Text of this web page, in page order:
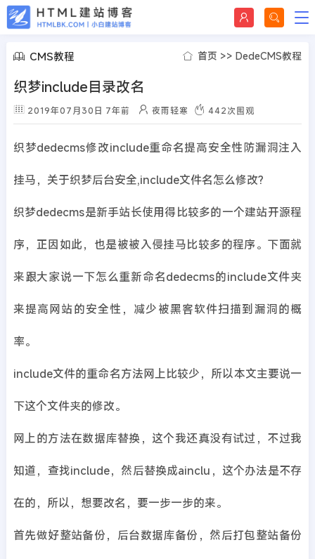
CMS教程 首页 >>DedeCMS教程
织梦include目录改名
2019年07月30日 7年前 夜雨轻寒 442次围观
织梦dedecms修改include重命名提高安全性防漏洞注入
挂马，关于织梦后台安全,include文件名怎么修改?
织梦dedecms是新手站长使用得比较多的一个建站开源程
序，正因如此，也是被被入侵挂马比较多的程序。下面就
来跟大家说一下怎么重新命名dedecms的include文件夹
来提高网站的安全性，减少被黑客软件扫描到漏洞的概
率。
include文件的重命名方法网上比较少，所以本文主要说一
下这个文件夹的修改。
网上的方法在数据库替换，这个我还真没有试过，不过我
知道，查找include，然后替换成ainclu，这个办法是不存
在的，所以，想要改名，要一步一步的来。
首先做好整站备份，后台数据库备份，然后打包整站备份